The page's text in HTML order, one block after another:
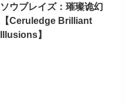
ソウブレイズ：璀璨诡幻
【Ceruledge Brilliant
Illusions】